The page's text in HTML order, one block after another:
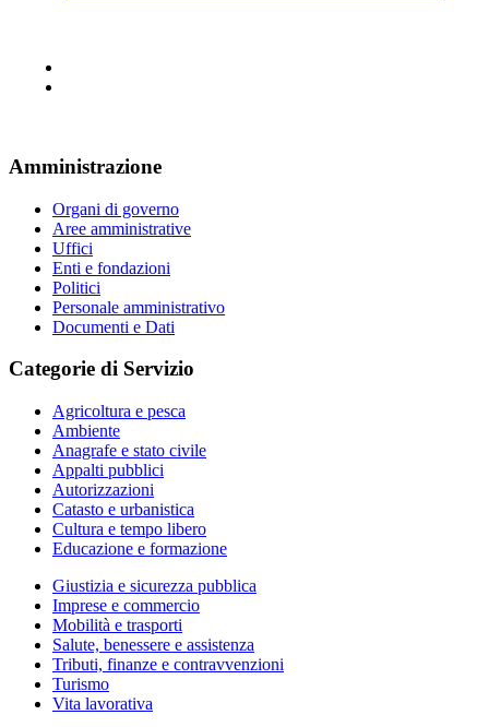
Amministrazione
Organi di governo
Aree amministrative
Uffici
Enti e fondazioni
Politici
Personale amministrativo
Documenti e Dati
Categorie di Servizio
Agricoltura e pesca
Ambiente
Anagrafe e stato civile
Appalti pubblici
Autorizzazioni
Catasto e urbanistica
Cultura e tempo libero
Educazione e formazione
Giustizia e sicurezza pubblica
Imprese e commercio
Mobilità e trasporti
Salute, benessere e assistenza
Tributi, finanze e contravvenzioni
Turismo
Vita lavorativa